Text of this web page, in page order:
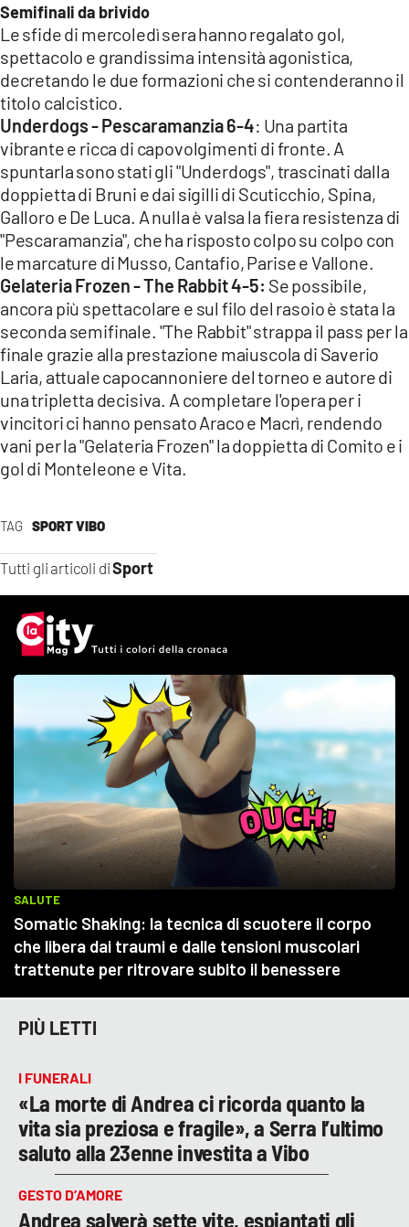
TAG SPORT VIBO
Tutti gli articoli diSport
Semifinali da brivido
Le sfide di mercoledì sera hanno regalato gol,
spettacolo e grandissima intensità agonistica,
decretando le due formazioni che si contenderanno il
titolo calcistico.
Underdogs - Pescaramanzia 6-4: Una partita
vibrante e ricca di capovolgimenti di fronte. A
spuntarla sono stati gli "Underdogs", trascinati dalla
doppietta di Bruni e dai sigilli di Scuticchio, Spina,
Galloro e De Luca. A nulla è valsa la fiera resistenza di
"Pescaramanzia", che ha risposto colpo su colpo con
le marcature di Musso, Cantafio, Parise e Vallone.
Gelateria Frozen - The Rabbit 4-5: Se possibile,
ancora più spettacolare e sul filo del rasoio è stata la
seconda semifinale. "The Rabbit" strappa il pass per la
finale grazie alla prestazione maiuscola di Saverio
Laria, attuale capocannoniere del torneo e autore di
una tripletta decisiva. A completare l'opera per i
vincitori ci hanno pensato Araco e Macrì, rendendo
vani per la "Gelateria Frozen" la doppietta di Comito e i
gol di Monteleone e Vita.
PIÙ LETTI
I FUNERALI
«La morte di Andrea ci ricorda quanto la
vita sia preziosa e fragile», a Serra l’ultimo
saluto alla 23enne investita a Vibo
GESTO D’AMORE
Andrea salverà sette vite, espiantati gli